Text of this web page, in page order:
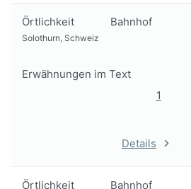
Örtlichkeit Bahnhof
Solothurn, Schweiz
Erwähnungen im Text
1
Details
Örtlichkeit Bahnhof